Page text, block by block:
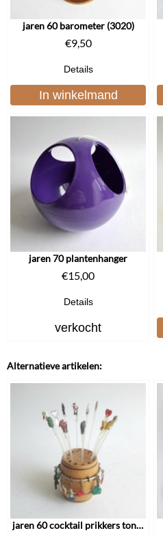
jaren 60 barometer (3020)
€9,50
Details
In winkelmand
jaren 70 plantenhanger
€15,00
Details
verkocht
Alternatieve artikelen:
jaren 60 cocktail prikkers tonnetje